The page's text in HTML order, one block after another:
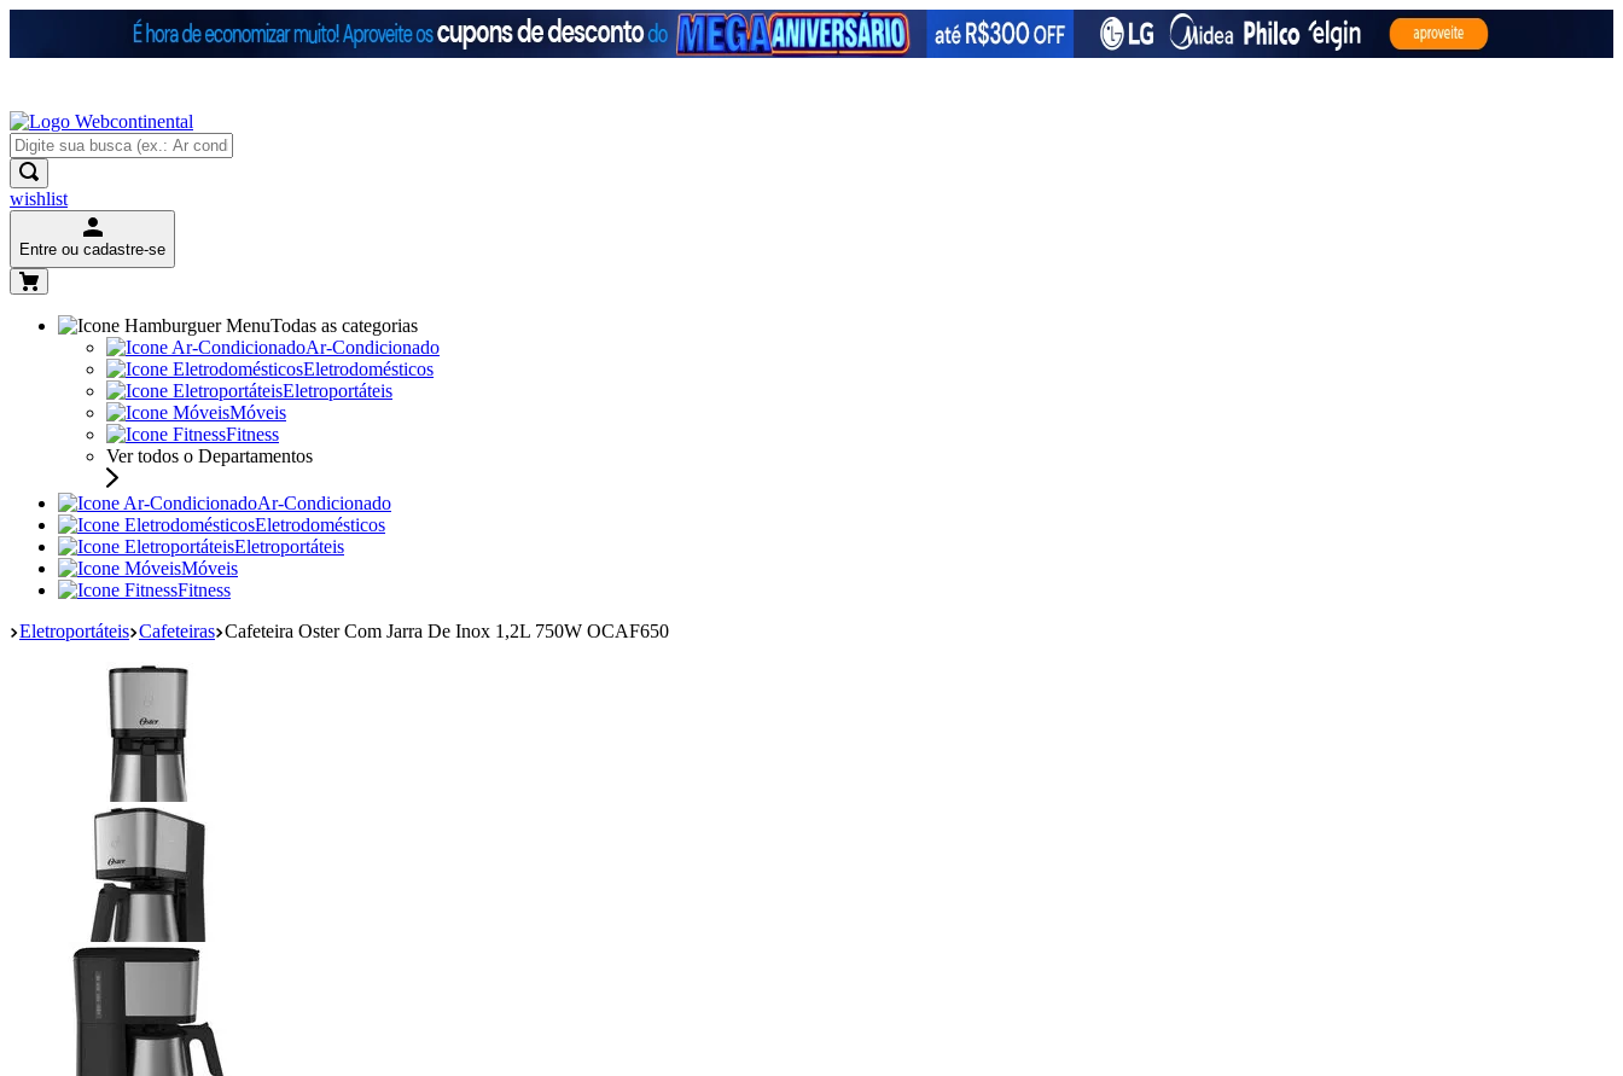
wishlist
Entre ou cadastre-se
Todas as categorias
Ar-Condicionado
Eletrodomésticos
Eletroportáteis
Móveis
Fitness
Ver todos o Departamentos
Ar-Condicionado
Eletrodomésticos
Eletroportáteis
Móveis
Fitness
Eletroportáteis Cafeteiras Cafeteira Oster Com Jarra De Inox 1,2L 750W OCAF650